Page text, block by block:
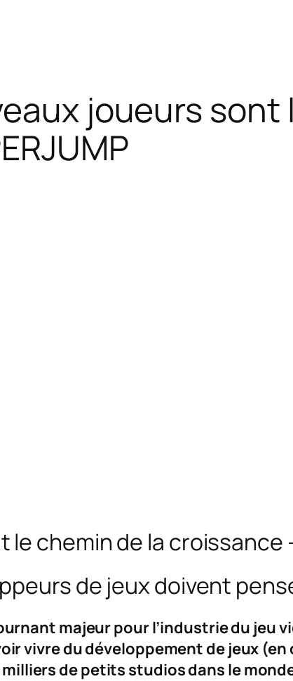
joueurs sont
chemin de la croissance
de jeux doivent
majeur pour l’industrie du jeu
vivre du développement de jeux
de petits studios dans le